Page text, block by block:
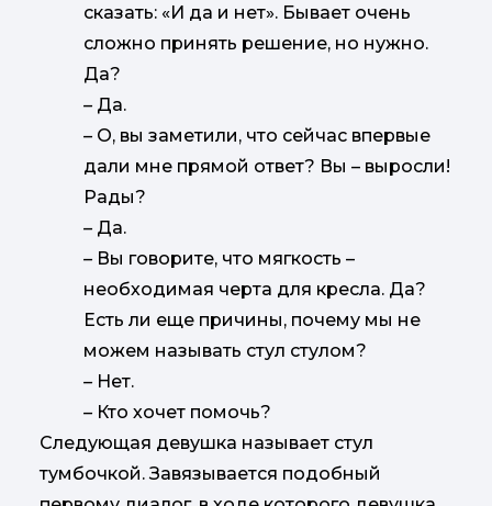
сказать: «И да и нет». Бывает очень
сложно принять решение, но нужно.
Да?
– Да.
– О, вы заметили, что сейчас впервые
дали мне прямой ответ? Вы – выросли!
Рады?
– Да.
– Вы говорите, что мягкость –
необходимая черта для кресла. Да?
Есть ли еще причины, почему мы не
можем называть стул стулом?
– Нет.
– Кто хочет помочь?
Следующая девушка называет стул
тумбочкой. Завязывается подобный